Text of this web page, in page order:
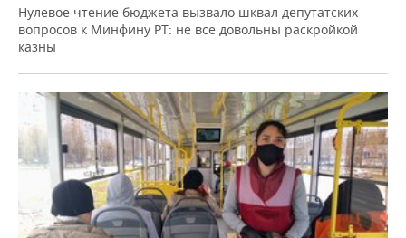
Нулевое чтение бюджета вызвало шквал депутатских
вопросов к Минфину РТ: не все довольны раскройкой
казны